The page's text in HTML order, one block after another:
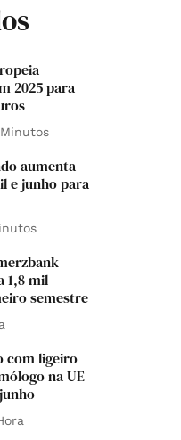
2025 para
Minutos
aumenta
e junho para
1,8 mil
semestre
com ligeiro
na UE